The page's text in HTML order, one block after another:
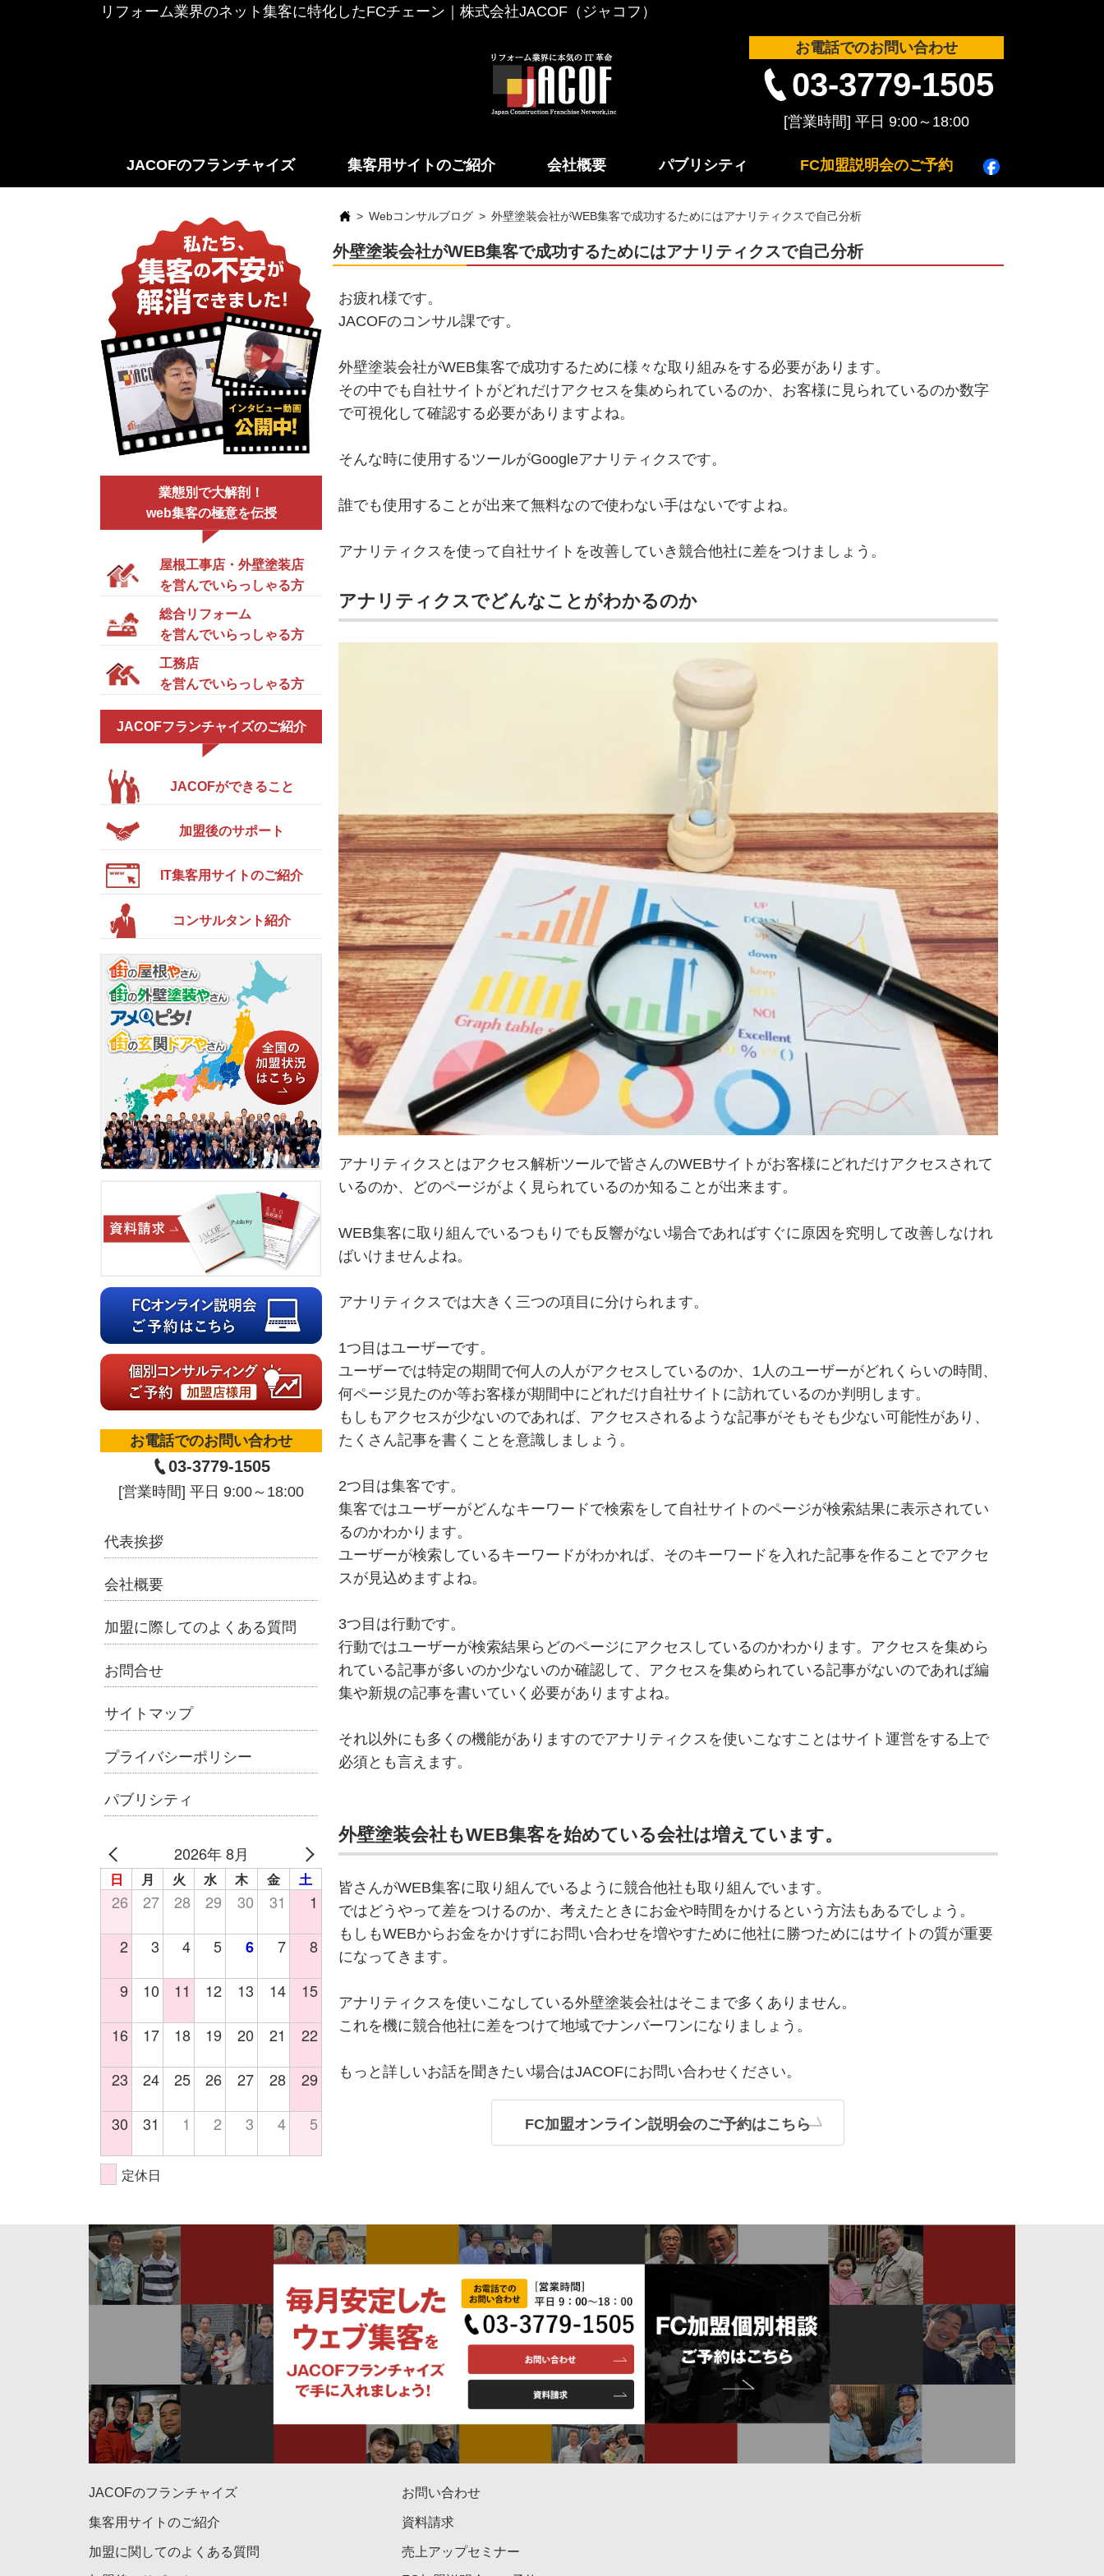
リフォーム業界のネット集客に特化したFCチェーン｜株式会社JACOF（ジャコフ）
お電話でのお問い合わせ
03-3779-1505
JACOFのフランチャイズ 集客用サイトのご紹介 会社概要 パブリシティ FC加盟説明会のご予約
Webコンサルブログ 外壁塗装会社がWEB集客で成功するためにはアナリティクスで自己分析
外壁塗装会社がWEB集客で成功するためにはアナリティクスで自己分析
お疲れ様です。
JACOFのコンサル課です。
外壁塗装会社がWEB集客で成功するために様々な取り組みをする必要があります。
その中でも自社サイトがどれだけアクセスを集められているのか、お客様に見られているのか数字
で可視化して確認する必要がありますよね。
そんな時に使用するツールがGoogleアナリティクスです。
誰でも使用することが出来て無料なので使わない手はないですよね。
アナリティクスを使って自社サイトを改善していき競合他社に差をつけましょう。
アナリティクスでどんなことがわかるのか
アナリティクスとはアクセス解析ツールで皆さんのWEBサイトがお客様にどれだけアクセスされて
いるのか、どのページがよく見られているのか知ることが出来ます。
WEB集客に取り組んでいるつもりでも反響がない場合であればすぐに原因を究明して改善しなけれ
ばいけませんよね。
アナリティクスでは大きく三つの項目に分けられます。
1つ目はユーザーです。
ユーザーでは特定の期間で何人の人がアクセスしているのか、1人のユーザーがどれくらいの時間、
何ページ見たのか等お客様が期間中にどれだけ自社サイトに訪れているのか判明します。
もしもアクセスが少ないのであれば、アクセスされるような記事がそもそも少ない可能性があり、
たくさん記事を書くことを意識しましょう。
2つ目は集客です。
集客ではユーザーがどんなキーワードで検索をして自社サイトのページが検索結果に表示されてい
るのかわかります。
ユーザーが検索しているキーワードがわかれば、そのキーワードを入れた記事を作ることでアクセ
スが見込めますよね。
3つ目は行動です。
行動ではユーザーが検索結果らどのページにアクセスしているのかわかります。アクセスを集めら
れている記事が多いのか少ないのか確認して、アクセスを集められている記事がないのであれば編
集や新規の記事を書いていく必要がありますよね。
それ以外にも多くの機能がありますのでアナリティクスを使いこなすことはサイト運営をする上で
必須とも言えます。
外壁塗装会社もWEB集客を始めている会社は増えています。
皆さんがWEB集客に取り組んでいるように競合他社も取り組んでいます。
ではどうやって差をつけるのか、考えたときにお金や時間をかけるという方法もあるでしょう。
もしもWEBからお金をかけずにお問い合わせを増やすために他社に勝つためにはサイトの質が重要
になってきます。
アナリティクスを使いこなしている外壁塗装会社はそこまで多くありません。
これを機に競合他社に差をつけて地域でナンバーワンになりましょう。
もっと詳しいお話を聞きたい場合はJACOFにお問い合わせください。
FC加盟オンライン説明会のご予約はこちら
業態別で大解剖！
web集客の極意を伝授
屋根工事店・外壁塗装店
を営んでいらっしゃる方
総合リフォーム
を営んでいらっしゃる方
工務店
を営んでいらっしゃる方
JACOFフランチャイズのご紹介
JACOFができること
加盟後のサポート
IT集客用サイトのご紹介
コンサルタント紹介
お電話でのお問い合わせ
03-3779-1505
代表挨拶
会社概要
加盟に際してのよくある質問
お問合せ
サイトマップ
プライバシーポリシー
パブリシティ
2026年 8月
日 月 火 水 木 金 土
26 27 28 29 30 31 1
2 3 4 5 6 7 8
9 10 11 12 13 14 15
16 17 18 19 20 21 22
23 24 25 26 27 28 29
30 31 1 2 3 4 5
定休日
JACOFのフランチャイズ
集客用サイトのご紹介
加盟に関してのよくある質問
お問い合わせ
資料請求
売上アップセミナー